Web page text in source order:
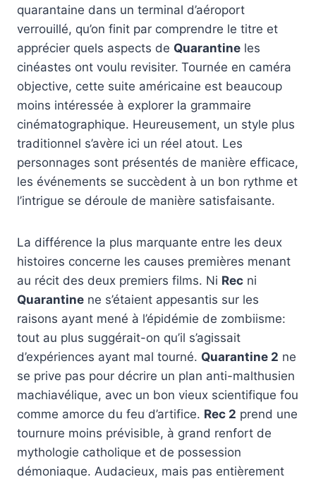
quarantaine dans un terminal d’aéroport
verrouillé, qu’on finit par comprendre le titre et
apprécier quels aspects de Quarantine les
cinéastes ont voulu revisiter. Tournée en caméra
objective, cette suite américaine est beaucoup
moins intéressée à explorer la grammaire
cinématographique. Heureusement, un style plus
traditionnel s’avère ici un réel atout. Les
personnages sont présentés de manière efficace,
les événements se succèdent à un bon rythme et
l’intrigue se déroule de manière satisfaisante.
La différence la plus marquante entre les deux
histoires concerne les causes premières menant
au récit des deux premiers films. Ni Rec ni
Quarantine ne s’étaient appesantis sur les
raisons ayant mené à l’épidémie de zombiisme:
tout au plus suggérait-on qu’il s’agissait
d’expériences ayant mal tourné. Quarantine 2 ne
se prive pas pour décrire un plan anti-malthusien
machiavélique, avec un bon vieux scientifique fou
comme amorce du feu d’artifice. Rec 2 prend une
tournure moins prévisible, à grand renfort de
mythologie catholique et de possession
démoniaque. Audacieux, mais pas entièrement